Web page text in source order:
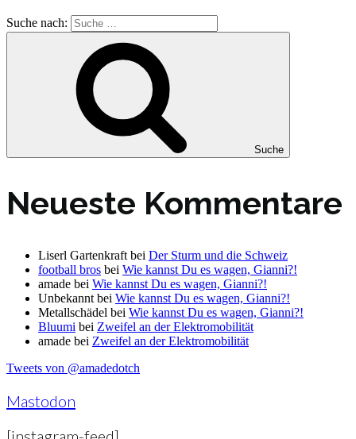
Suche nach:
Suche
Neueste Kommentare
Liserl Gartenkraft bei Der Sturm und die Schweiz
football bros bei Wie kannst Du es wagen, Gianni?!
amade bei Wie kannst Du es wagen, Gianni?!
Unbekannt bei Wie kannst Du es wagen, Gianni?!
Metallschädel bei Wie kannst Du es wagen, Gianni?!
Bluumi bei Zweifel an der Elektromobilität
amade bei Zweifel an der Elektromobilität
Tweets von @amadedotch
Mastodon